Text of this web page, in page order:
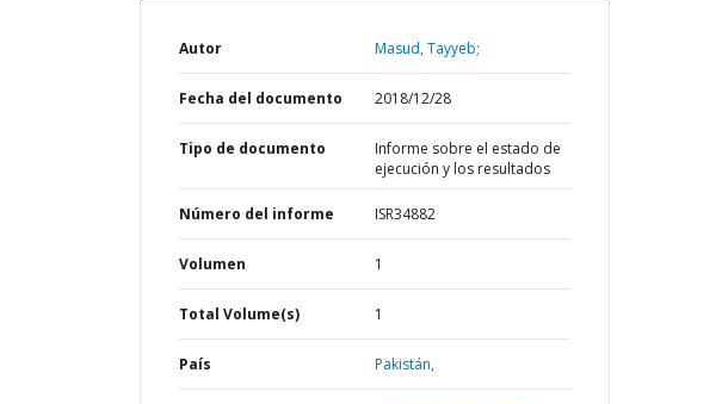
Autor Masud, Tayyeb;
Fecha del documento 2018/12/28
Tipo de documento
Informe sobre el estado de
ejecución y los resultados
Número del informe ISR34882
Volumen 1
Total Volume(s) 1
País Pakistán,